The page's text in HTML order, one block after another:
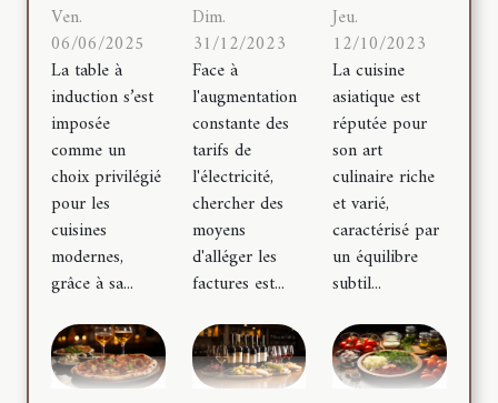
Ven.
06/06/2025
La table à
induction s’est
imposée
comme un
choix privilégié
pour les
cuisines
modernes,
grâce à sa...
Dim.
31/12/2023
Face à
l'augmentation
constante des
tarifs de
l'électricité,
chercher des
moyens
d'alléger les
factures est...
Jeu.
12/10/2023
La cuisine
asiatique est
réputée pour
son art
culinaire riche
et varié,
caractérisé par
un équilibre
subtil...